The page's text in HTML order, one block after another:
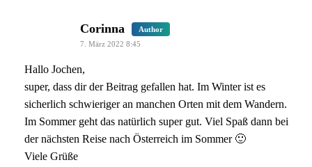
Corinna Author says:
7. März 2022 8:45
Hallo Jochen,
super, dass dir der Beitrag gefallen hat. Im Winter ist es
sicherlich schwieriger an manchen Orten mit dem Wandern.
Im Sommer geht das natürlich super gut. Viel Spaß dann bei
der nächsten Reise nach Österreich im Sommer 🙂
Viele Grüße